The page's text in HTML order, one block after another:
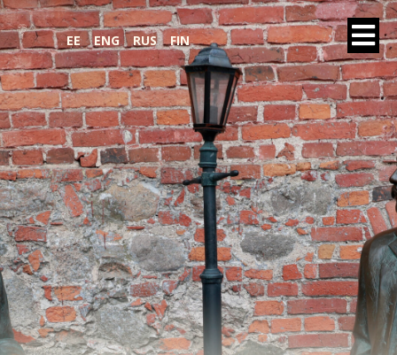
EE ENG RUS FIN